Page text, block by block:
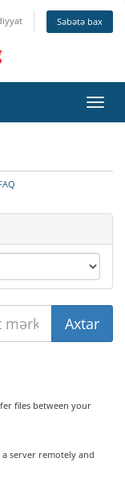
Səbətə bax
keçid
files between your
a server remotely and